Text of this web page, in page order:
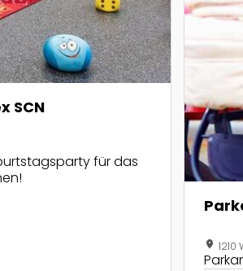
SCN
für das
location_on 1210